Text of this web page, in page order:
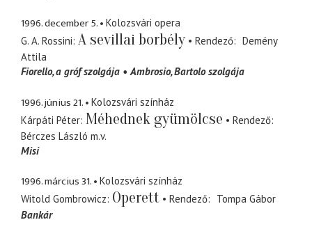
1996. december 5.
Kolozsvári opera
G. A. Rossini A sevillai borbély Rendező
Demény
Attila
Fiorello a gróf szolgája Ambrosio Bartolo szolgája
1996. június 21.
Kolozsvári színház
Kárpáti Péter Méhednek gyümölcse
Rendező
Bérczes László m.v.
Misi
1996. március 31.
Kolozsvári színház
Witold Gombrowicz Operett Rendező
Tompa Gábor
Bankár